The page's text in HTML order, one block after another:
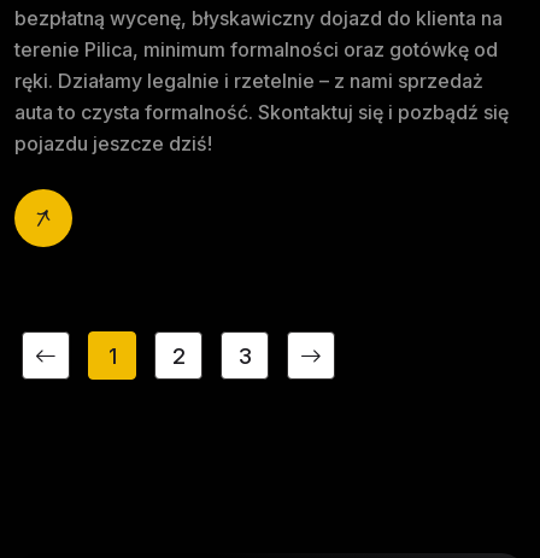
bezpłatną wycenę, błyskawiczny dojazd do klienta na
terenie Pilica, minimum formalności oraz gotówkę od
ręki. Działamy legalnie i rzetelnie – z nami sprzedaż
auta to czysta formalność. Skontaktuj się i pozbądź się
pojazdu jeszcze dziś!
1 2 3